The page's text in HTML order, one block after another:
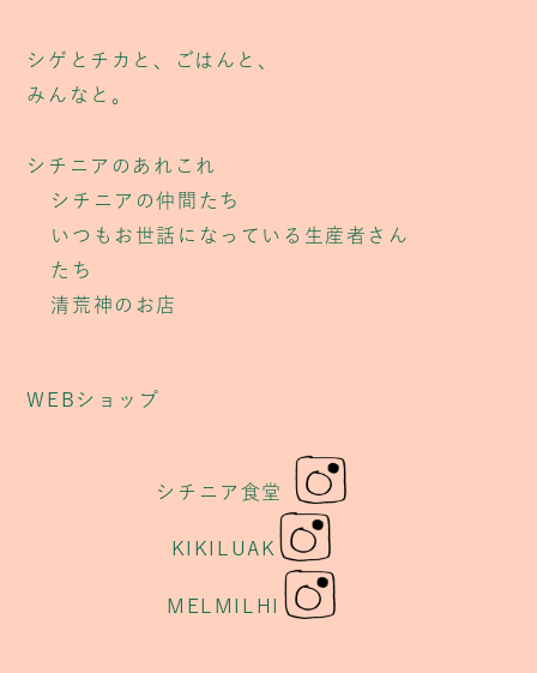
シゲとチカと、ごはんと、
みんなと。
シチニアのあれこれ
シチニアの仲間たち
いつもお世話になっている生産者さん
たち
清荒神のお店
WEBショップ
シチニア食堂
KIKILUAK
MELMILHI